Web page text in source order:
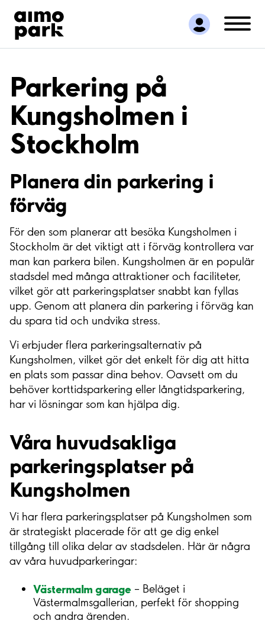
Hitta parkering
Samarbete
Kundservice
Parkering på
Kungsholmen i
Stockholm
Planera din parkering i
förväg
För den som planerar att besöka Kungsholmen i
Stockholm är det viktigt att i förväg kontrollera var
man kan parkera bilen. Kungsholmen är en populär
stadsdel med många attraktioner och faciliteter,
vilket gör att parkeringsplatser snabbt kan fyllas
upp. Genom att planera din parkering i förväg kan
du spara tid och undvika stress.
Vi erbjuder flera parkeringsalternativ på
Kungsholmen, vilket gör det enkelt för dig att hitta
en plats som passar dina behov. Oavsett om du
behöver korttidsparkering eller långtidsparkering,
har vi lösningar som kan hjälpa dig.
Våra huvudsakliga
parkeringsplatser på
Kungsholmen
Vi har flera parkeringsplatser på Kungsholmen som
är strategiskt placerade för att ge dig enkel
tillgång till olika delar av stadsdelen. Här är några
av våra huvudparkeringar:
Västermalm garage– Beläget i
Västermalmsgallerian, perfekt för shopping
och andra ärenden.